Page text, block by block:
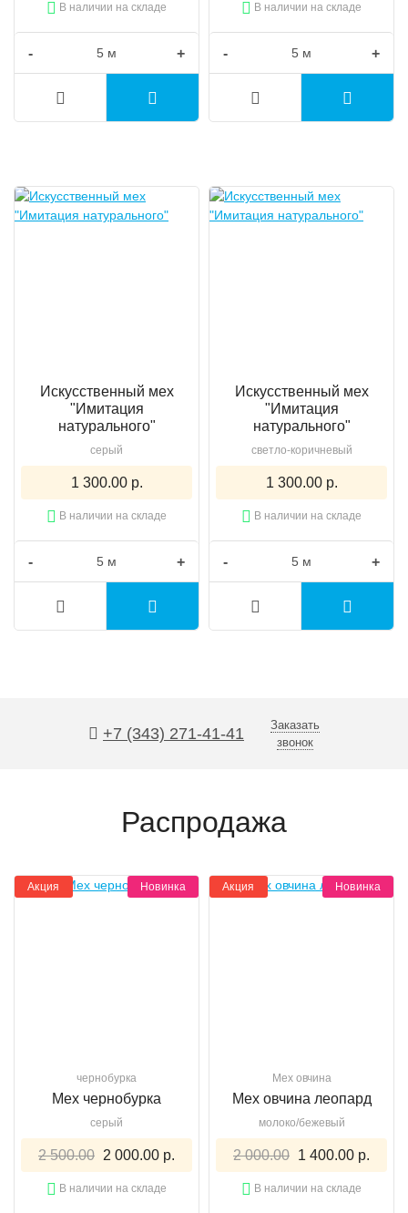
В наличии на складе
- +
В наличии на складе
- +
Искусственный мех
"Имитация
натурального"
серый
1 300.00 р.
В наличии на складе
- +
Искусственный мех
"Имитация
натурального"
светло-коричневый
1 300.00 р.
В наличии на складе
- +
+7 (343) 271-41-41
Заказать
звонок
Распродажа
Акция Новинка
чернобурка
Мех чернобурка
серый
2 500.00 2 000.00 р.
В наличии на складе
Акция Новинка
Мех овчина
Мех овчина леопард
молоко/бежевый
2 000.00 1 400.00 р.
В наличии на складе